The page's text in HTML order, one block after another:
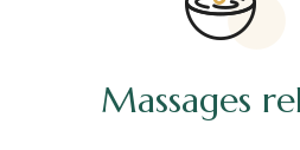
Massages